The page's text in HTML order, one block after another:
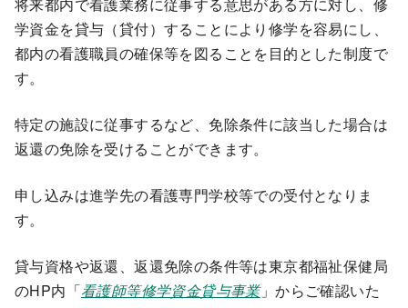
学資金を貸与（貸付）することにより修学を容易にし、
都内の看護職員の確保等を図ることを目的とした制度で
す。
特定の施設に従事するなど、免除条件に該当した場合は
返還の免除を受けることができます。
申し込みは進学先の看護専門学校等での受付となりま
す。
貸与資格や返還、返還免除の条件等は東京都福祉保健局
のHP内「看護師等修学資金貸与事業」からご確認いた